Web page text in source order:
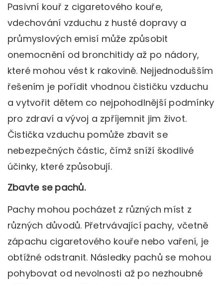
Pasivní kouř z cigaretového kouře,
vdechování vzduchu z husté dopravy a
průmyslových emisí může způsobit
onemocnění od bronchitidy až po nádory,
které mohou vést k rakovině. Nejjednodušším
řešením je pořídit vhodnou čističku vzduchu
a vytvořit dětem co nejpohodlnější podmínky
pro zdraví a vývoj a zpříjemnit jim život.
Čistička vzduchu pomůže zbavit se
nebezpečných částic, čímž sníží škodlivé
účinky, které způsobují.
Zbavte se pachů.
Pachy mohou pocházet z různých míst z
různých důvodů. Přetrvávající pachy, včetně
zápachu cigaretového kouře nebo vaření, je
obtížné odstranit. Následky pachů se mohou
pohybovat od nevolnosti až po nezhoubné